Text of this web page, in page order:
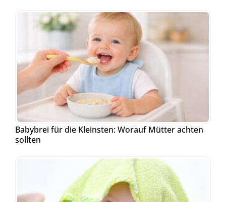
Babybrei für die Kleinsten: Worauf Mütter achten
sollten